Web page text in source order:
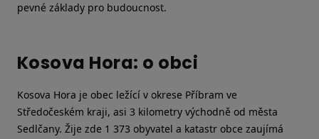
pevné základy pro budoucnost.
Kosova Hora: o obci
Kosova Hora je obec ležící v okrese Příbram ve
Středočeském kraji, asi 3 kilometry východně od města
Sedlčany. Žije zde 1 373 obyvatel a katastr obce zaujímá